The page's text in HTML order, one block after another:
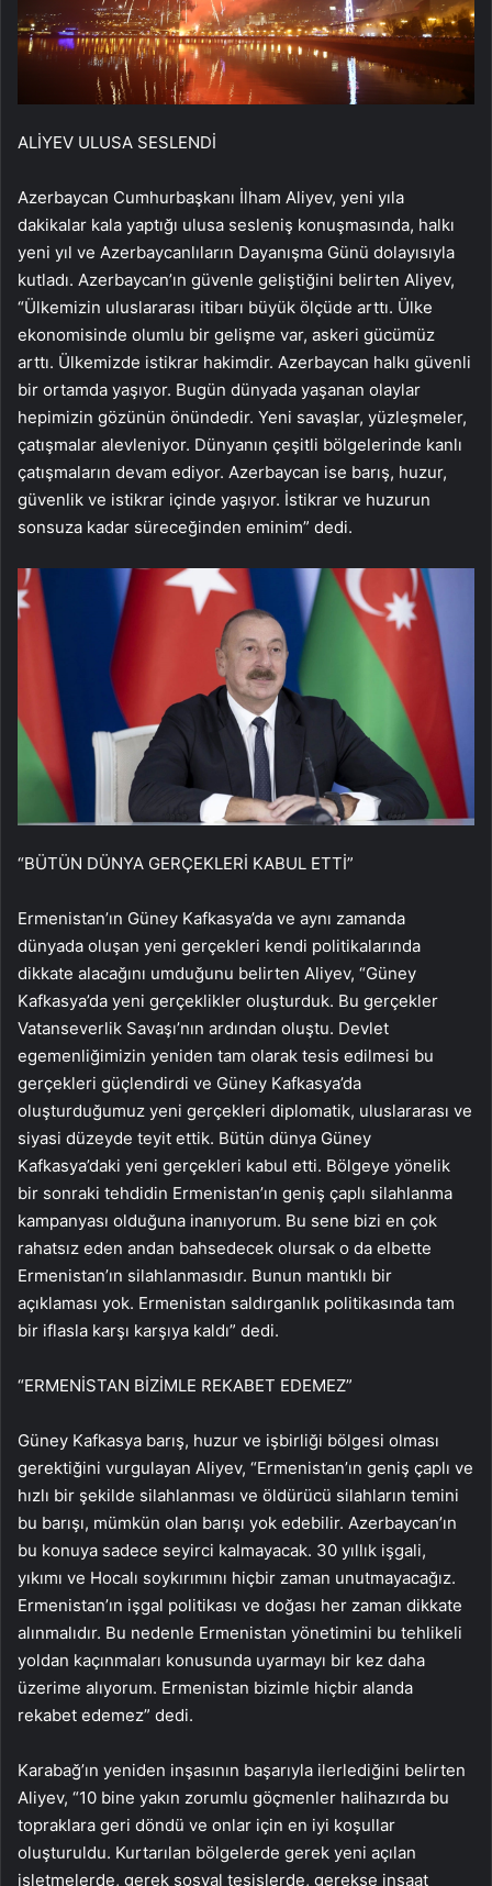
ALİYEV ULUSA SESLENDİ
Azerbaycan Cumhurbaşkanı İlham Aliyev, yeni yıla
dakikalar kala yaptığı ulusa sesleniş konuşmasında, halkı
yeni yıl ve Azerbaycanlıların Dayanışma Günü dolayısıyla
kutladı. Azerbaycan’ın güvenle geliştiğini belirten Aliyev,
“Ülkemizin uluslararası itibarı büyük ölçüde arttı. Ülke
ekonomisinde olumlu bir gelişme var, askeri gücümüz
arttı. Ülkemizde istikrar hakimdir. Azerbaycan halkı güvenli
bir ortamda yaşıyor. Bugün dünyada yaşanan olaylar
hepimizin gözünün önündedir. Yeni savaşlar, yüzleşmeler,
çatışmalar alevleniyor. Dünyanın çeşitli bölgelerinde kanlı
çatışmaların devam ediyor. Azerbaycan ise barış, huzur,
güvenlik ve istikrar içinde yaşıyor. İstikrar ve huzurun
sonsuza kadar süreceğinden eminim” dedi.
“BÜTÜN DÜNYA GERÇEKLERİ KABUL ETTİ”
Ermenistan’ın Güney Kafkasya’da ve aynı zamanda
dünyada oluşan yeni gerçekleri kendi politikalarında
dikkate alacağını umduğunu belirten Aliyev, “Güney
Kafkasya’da yeni gerçeklikler oluşturduk. Bu gerçekler
Vatanseverlik Savaşı’nın ardından oluştu. Devlet
egemenliğimizin yeniden tam olarak tesis edilmesi bu
gerçekleri güçlendirdi ve Güney Kafkasya’da
oluşturduğumuz yeni gerçekleri diplomatik, uluslararası ve
siyasi düzeyde teyit ettik. Bütün dünya Güney
Kafkasya’daki yeni gerçekleri kabul etti. Bölgeye yönelik
bir sonraki tehdidin Ermenistan’ın geniş çaplı silahlanma
kampanyası olduğuna inanıyorum. Bu sene bizi en çok
rahatsız eden andan bahsedecek olursak o da elbette
Ermenistan’ın silahlanmasıdır. Bunun mantıklı bir
açıklaması yok. Ermenistan saldırganlık politikasında tam
bir iflasla karşı karşıya kaldı” dedi.
“ERMENİSTAN BİZİMLE REKABET EDEMEZ”
Güney Kafkasya barış, huzur ve işbirliği bölgesi olması
gerektiğini vurgulayan Aliyev, “Ermenistan’ın geniş çaplı ve
hızlı bir şekilde silahlanması ve öldürücü silahların temini
bu barışı, mümkün olan barışı yok edebilir. Azerbaycan’ın
bu konuya sadece seyirci kalmayacak. 30 yıllık işgali,
yıkımı ve Hocalı soykırımını hiçbir zaman unutmayacağız.
Ermenistan’ın işgal politikası ve doğası her zaman dikkate
alınmalıdır. Bu nedenle Ermenistan yönetimini bu tehlikeli
yoldan kaçınmaları konusunda uyarmayı bir kez daha
üzerime alıyorum. Ermenistan bizimle hiçbir alanda
rekabet edemez” dedi.
Karabağ’ın yeniden inşasının başarıyla ilerlediğini belirten
Aliyev, “10 bine yakın zorumlu göçmenler halihazırda bu
topraklara geri döndü ve onlar için en iyi koşullar
oluşturuldu. Kurtarılan bölgelerde gerek yeni açılan
işletmelerde, gerek sosyal tesislerde, gerekse inşaat